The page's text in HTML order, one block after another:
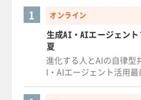
オンライン
1
生成AI・AIエージェン
夏
進化する人とAIの自律型
I・AIエージェント活用最